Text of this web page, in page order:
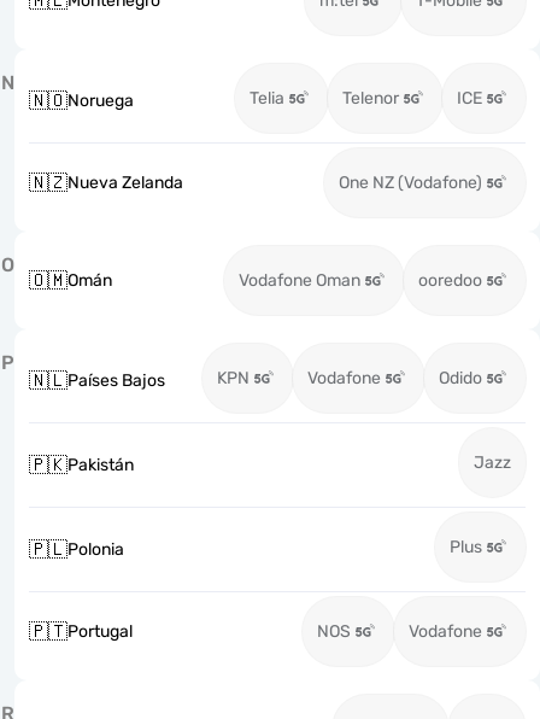
N
🇳🇴Noruega Telia Telenor ICE
🇳🇿Nueva Zelanda One NZ (Vodafone)
O
🇴🇲Omán Vodafone Oman ooredoo
P
🇳🇱Países Bajos KPN Vodafone Odido
🇵🇰Pakistán Jazz
🇵🇱Polonia Plus
🇵🇹Portugal NOS Vodafone
R